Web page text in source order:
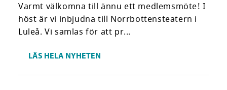
Varmt välkomna till ännu ett medlemsmöte! I
höst är vi inbjudna till Norrbottensteatern i
Luleå. Vi samlas för att pr...
LÄS HELA NYHETEN